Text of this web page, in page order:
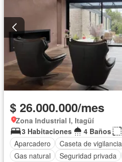
$ 26.000.000/mes
Zona Industrial I, Itagüí
3 Habitaciones
4 Baños
Aparcadero
Caseta de vigilancia
Gas natural
Seguridad privada